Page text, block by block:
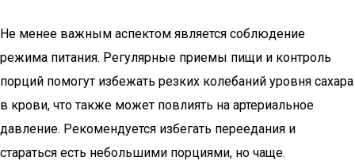
Не менее важным аспектом является соблюдение
режима питания. Регулярные приемы пищи и контроль
порций помогут избежать резких колебаний уровня сахара
в крови, что также может повлиять на артериальное
давление. Рекомендуется избегать переедания и
стараться есть небольшими порциями, но чаще.